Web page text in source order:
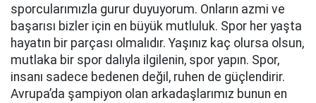
sporcularımızla gurur duyuyorum. Onların azmi ve
başarısı bizler için en büyük mutluluk. Spor her yaşta
hayatın bir parçası olmalıdır. Yaşınız kaç olursa olsun,
mutlaka bir spor dalıyla ilgilenin, spor yapın. Spor,
insanı sadece bedenen değil, ruhen de güçlendirir.
Avrupa’da şampiyon olan arkadaşlarımız bunun en